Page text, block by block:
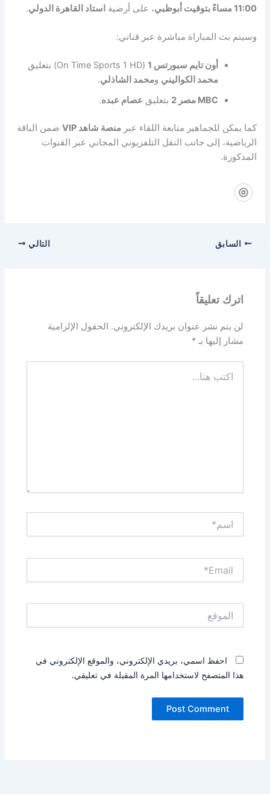
11:00 مساءً بتوقيت أبوظبي
، على أرضية استاد القاهرة الدولي.
وسيتم بث المباراة مباشرة عبر قناتي:
أون تايم سبورتس 1
(On Time Sports 1 HD) بتعليق
محمد الكواليني ومحمد الشاذلي.
MBC مصر 2
بتعليق عصام عبده.
كما يمكن للجماهير متابعة اللقاء عبرمنصة شاهد VIP
ضمن الباقة
الرياضية، إلى جانب النقل التلفزيوني المجاني عبر القنوات
المذكورة.
السابق التالي
اترك تعليقاً
لن يتم نشر عنوان بريدك الإلكتروني.
الحقول الإلزامية
مشار إليها بـ*
هنا...
احفظ اسمي، بريدي الإلكتروني، والموقع الإلكتروني في
هذا المتصفح لاستخدامها المرة المقبلة في تعليقي.